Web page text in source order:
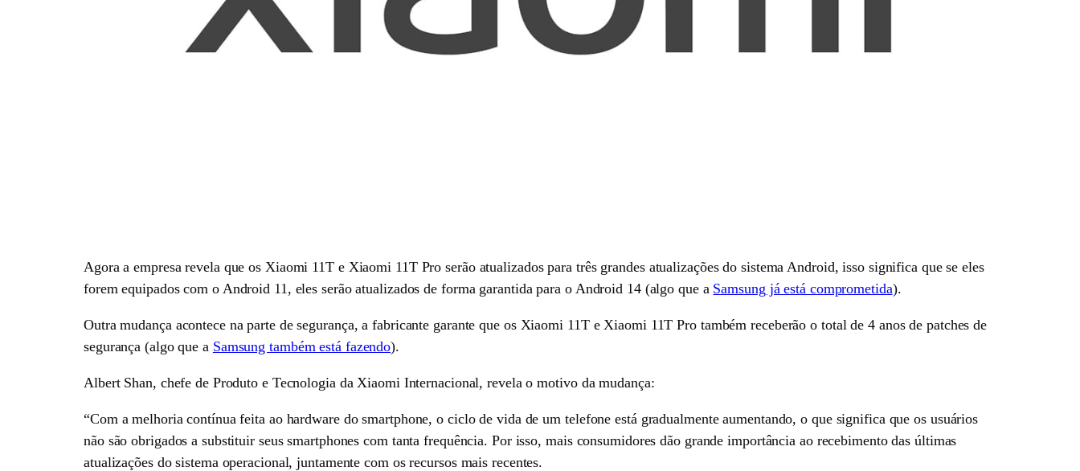
Agora a empresa revela que os Xiaomi 11T e Xiaomi 11T Pro serão atualizados para três grandes atualizações do sistema Android, isso significa que se eles
forem equipados com o Android 11, eles serão atualizados de forma garantida para o Android 14 (algo que a Samsung já está comprometida).
Outra mudança acontece na parte de segurança, a fabricante garante que os Xiaomi 11T e Xiaomi 11T Pro também receberão o total de 4 anos de patches de
segurança (algo que a Samsung também está fazendo).
Albert Shan, chefe de Produto e Tecnologia da Xiaomi Internacional, revela o motivo da mudança:
“Com a melhoria contínua feita ao hardware do smartphone, o ciclo de vida de um telefone está gradualmente aumentando, o que significa que os usuários
não são obrigados a substituir seus smartphones com tanta frequência. Por isso, mais consumidores dão grande importância ao recebimento das últimas
atualizações do sistema operacional, juntamente com os recursos mais recentes.